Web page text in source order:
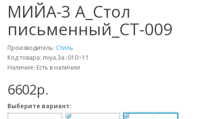
МИЙА-3 А_Стол
письменный_СТ-009
Производитель: Стиль
Код товара: miya.3a.-010~11
Наличие: Есть в наличии
6602p.
Выберите вариант: